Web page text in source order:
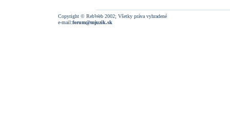
Copyright © RebWeb 2002; Všetky práva vyhradené
e-mail:forum@mjuzik.sk